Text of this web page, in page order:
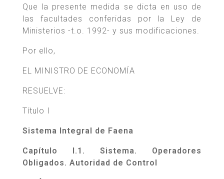
Que la presente medida se dicta en uso de
las facultades conferidas por la Ley de
Ministerios -t.o. 1992- y sus modificaciones.
Por ello,
EL MINISTRO DE ECONOMÍA
RESUELVE:
Título I
Sistema Integral de Faena
Capítulo I.1. Sistema. Operadores
Obligados. Autoridad de Control